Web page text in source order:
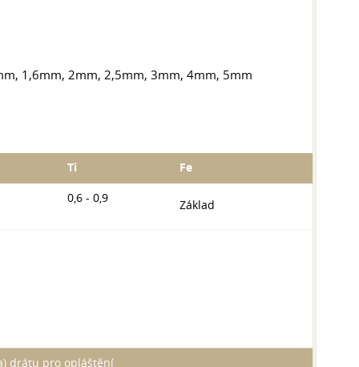
1,6mm, 2mm, 2,5mm, 3mm, 4mm, 5mm
Ti Fe
0,6 - 0,9 Základ
drátu pro opláštění